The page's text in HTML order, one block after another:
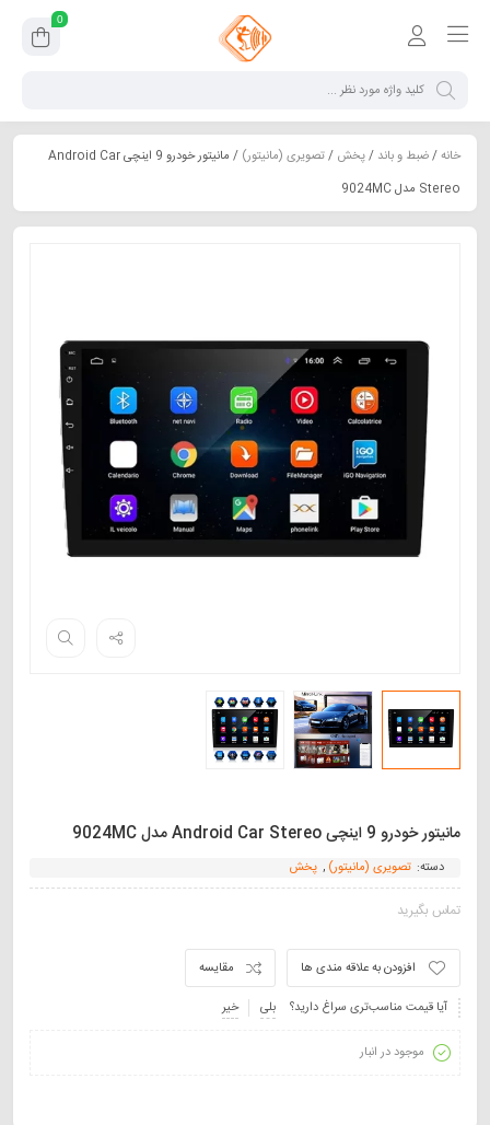
0
خانه/ضبط و باند /پخش /تصویری (مانیتور)
/ مانیتور خودرو 9 اینچی Android Car
Stereo مدل 9024MC
مانیتور خودرو 9 اینچی Android Car Stereo مدل 9024MC
دسته: تصویری (مانیتور) , پخش
تماس بگیرید
مقایسه
افزودن به علاقه مندی ها
آیا قیمت مناسب‌تری سراغ دارید؟
بلی خیر
موجود در انبار